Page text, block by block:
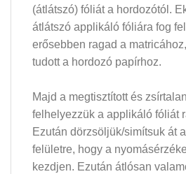
(átlátszó) fóliát a hordozótól.
átlátszó applikáló fóliára fog
erősebben ragad a
tudott a hordozó papírhoz.
Majd a megtisztított és
felhelyezzük a applikáló fóliát
Ezután dörzsöljük/simítsuk át
felületre, hogy a
kezdjen. Ezután átlósan